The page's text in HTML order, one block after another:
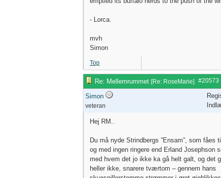
- Lorca.
mvh
Simon
Top
#20573
Re: Mellemrummet [Re: RoseMarie]
Simon
veteran
Hej RM..
Du må nyde Strindbergs ”Ensam”, som fåes
og med ingen ringere end Erland Josephson
med hvem det jo ikke ka gå helt galt, og det
heller ikke, snarere tværtom – gennem hans